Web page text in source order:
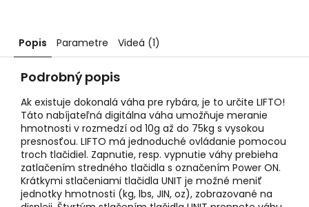
Popis Parametre Videá (1)
Podrobný popis
Ak existuje dokonalá váha pre rybára, je to určite LIFTO!
Táto nabíjateľná digitálna váha umožňuje meranie
hmotnosti v rozmedzí od 10g až do 75kg s vysokou
presnosťou. LIFTO má jednoduché ovládanie pomocou
troch tlačidiel. Zapnutie, resp. vypnutie váhy prebieha
zatlačením stredného tlačidla s označením Power ON.
Krátkymi stlačeniami tlačidla UNIT je možné meniť
jednotky hmotnosti (kg, lbs, JIN, oz), zobrazované na